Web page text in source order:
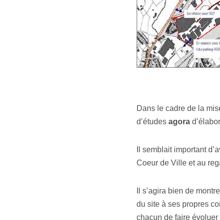
Dans le cadre de la
d’études agora
Il semblait important
Coeur de Ville et au
Il s’agira bien de
du site à ses propres
chacun de faire